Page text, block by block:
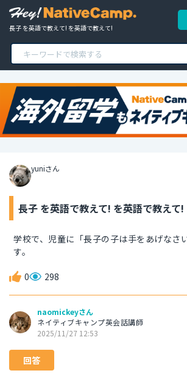
長子 を英語で教えて! を英語で教えて!
yuniさん
長子 を英語で教えて! を英語で教えて!
学校で、児童に「長子の子は手をあげなさ
す。
0 298
naomickeyさん
ネイティブキャンプ英会話講師
2025/11/27 12:53
回答